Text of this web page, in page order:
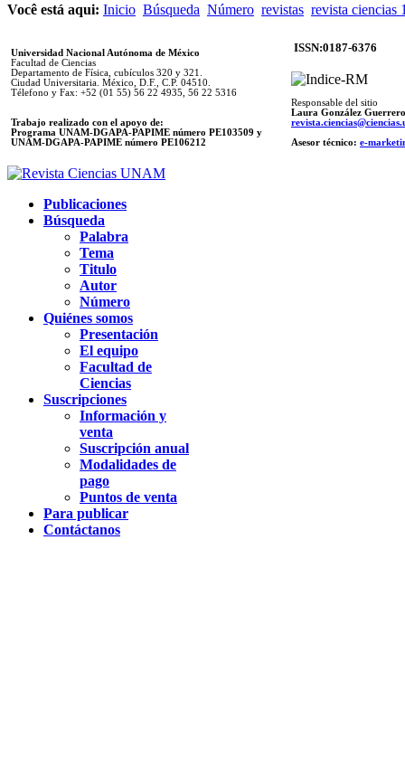
Você está aqui: Inicio Búsqueda Número revistas revista ciencias
Universidad Nacional Autónoma de México
Facultad de Ciencias
Departamento de Física, cubículos 320 y 321.
Ciudad Universitaria. México, D.F., C.P. 04510.
Télefono y Fax: +52 (01 55) 56 22 4935, 56 22 5316
Trabajo realizado con el apoyo de:
Programa UNAM-DGAPA-PAPIME número PE103509 y
UNAM-DGAPA-PAPIME número PE106212
ISSN:0187-6376
Responsable del sitio
Laura González Guerrero
Asesor técnico: e-
Publicaciones
Búsqueda
Palabra
Tema
Titulo
Autor
Número
Quiénes somos
Presentación
El equipo
Facultad de
Ciencias
Suscripciones
Información y
venta
Suscripción anual
Modalidades de
pago
Puntos de venta
Para publicar
Contáctanos